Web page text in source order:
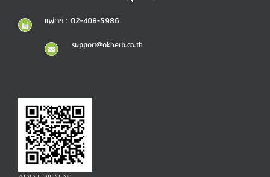
แฟกซ์ : 02-408-5986
support@okherb.co.th